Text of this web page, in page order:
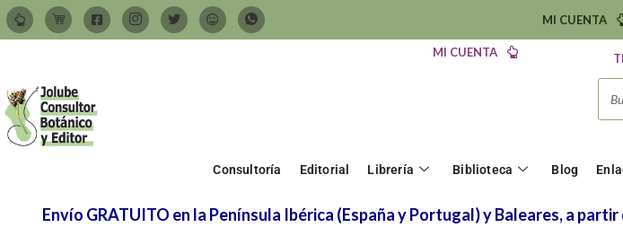
MI CUENTA
MI CUENTA
Consultoría Editorial Librería Biblioteca Blog
Envío GRATUITO en la Península Ibérica (España y Portugal) y Baleares, a partir